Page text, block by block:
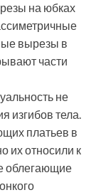
на юбках
вырезы в
части
не
изгибов тела.
платьев в
их относили к
облегающие